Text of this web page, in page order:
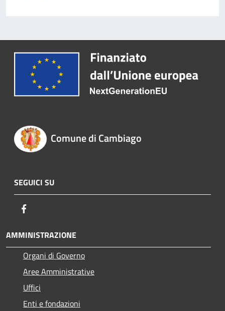
Comune di Cambiago
SEGUICI SU
AMMINISTRAZIONE
Organi di Governo
Aree Amministrative
Uffici
Enti e fondazioni